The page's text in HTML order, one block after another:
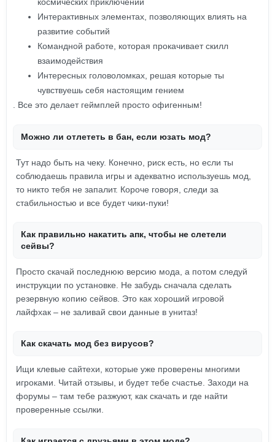
Интерактивных элементах, позволяющих влиять на
развитие событий
Командной работе, которая прокачивает скилл
взаимодействия
Интересных головоломках, решая которые ты
чувствуешь себя настоящим гением
. Все это делает геймплей просто офигенным!
Можно ли отлететь в бан, если юзать мод?
Тут надо быть на чеку. Конечно, риск есть, но если ты
соблюдаешь правила игры и адекватно используешь мод,
то никто тебя не запалит. Короче говоря, следи за
стабильностью и все будет чики-пуки!
Как правильно накатить апк, чтобы не слетели
сейвы?
Просто скачай последнюю версию мода, а потом следуй
инструкции по установке. Не забудь сначала сделать
резервную копию сейвов. Это как хороший игровой
лайфхак – не заливай свои данные в унитаз!
Как скачать мод без вирусов?
Ищи клевые сайтехи, которые уже проверены многими
игроками. Читай отзывы, и будет тебе счастье. Заходи на
форумы – там тебе разжуют, как скачать и где найти
проверенные ссылки.